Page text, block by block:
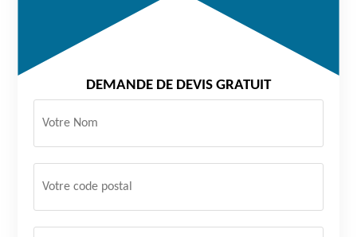
DEMANDE DE DEVIS GRATUIT